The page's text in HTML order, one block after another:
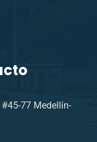
77 Medellín-